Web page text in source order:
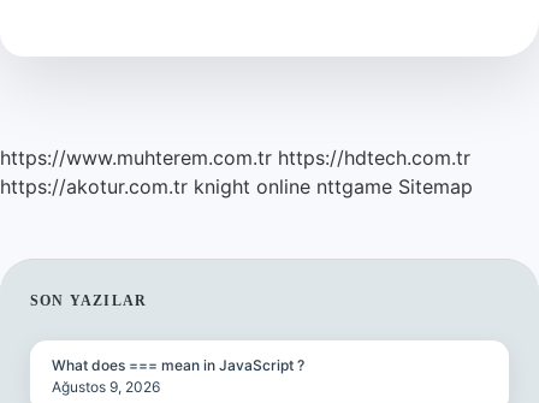
https://www.muhterem.com.tr https://hdtech.com.tr
https://akotur.com.tr knight online nttgame Sitemap
SIDEBAR
SON YAZILAR
What does === mean in JavaScript ?
Ağustos 9, 2026